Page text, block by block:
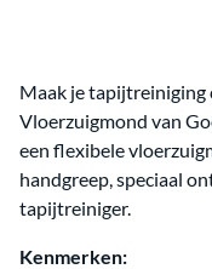
Maak je tapijtreiniging
Vloerzuigmond van
een flexibele
handgreep, speciaal
tapijtreiniger.
Kenmerken: